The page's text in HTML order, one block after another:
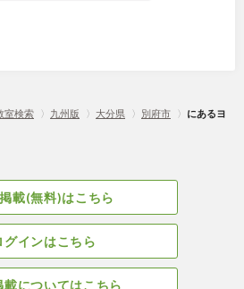
室検索 〉 九州版 〉 大分県 〉 別府市 〉 にあるヨ
載(無料)はこちら
グインはこちら
載についてはこちら